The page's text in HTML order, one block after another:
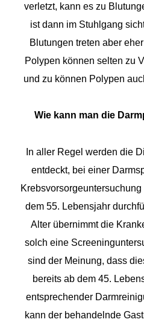
verletzt, kann es zu
ist dann im Stuhlgang
Blutungen treten aber
Polypen können selten zu
und zu können Polypen
Wie kann man die
In aller Regel werden die
entdeckt, bei einer
dem 55. Lebensjahr
Alter übernimmt die
solch eine
sind der Meinung, dass
bereits ab dem 45.
entsprechender
kann der behandelnde